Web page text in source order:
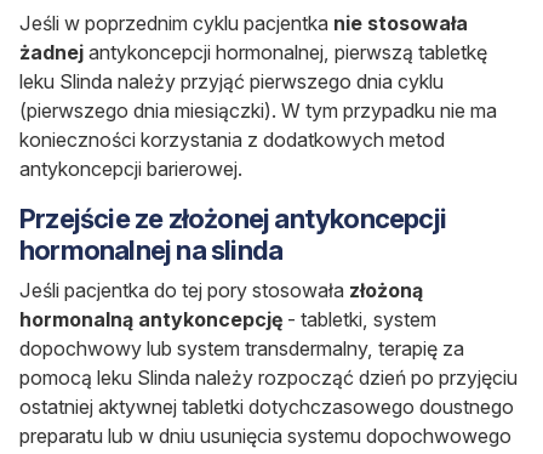
Jeśli w poprzednim cyklu pacjentka nie stosowała
żadnej antykoncepcji hormonalnej, pierwszą tabletkę
leku Slinda należy przyjąć pierwszego dnia cyklu
(pierwszego dnia miesiączki). W tym przypadku nie ma
konieczności korzystania z dodatkowych metod
antykoncepcji barierowej.
Przejście ze złożonej antykoncepcji
hormonalnej na slinda
Jeśli pacjentka do tej pory stosowała złożoną
hormonalną antykoncepcję - tabletki, system
dopochwowy lub system transdermalny, terapię za
pomocą leku Slinda należy rozpocząć dzień po przyjęciu
ostatniej aktywnej tabletki dotychczasowego doustnego
preparatu lub w dniu usunięcia systemu dopochwowego